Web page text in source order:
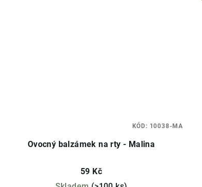
Ovocný balzámek na rty - Malina
59 Kč
KÓD: 10038-MA